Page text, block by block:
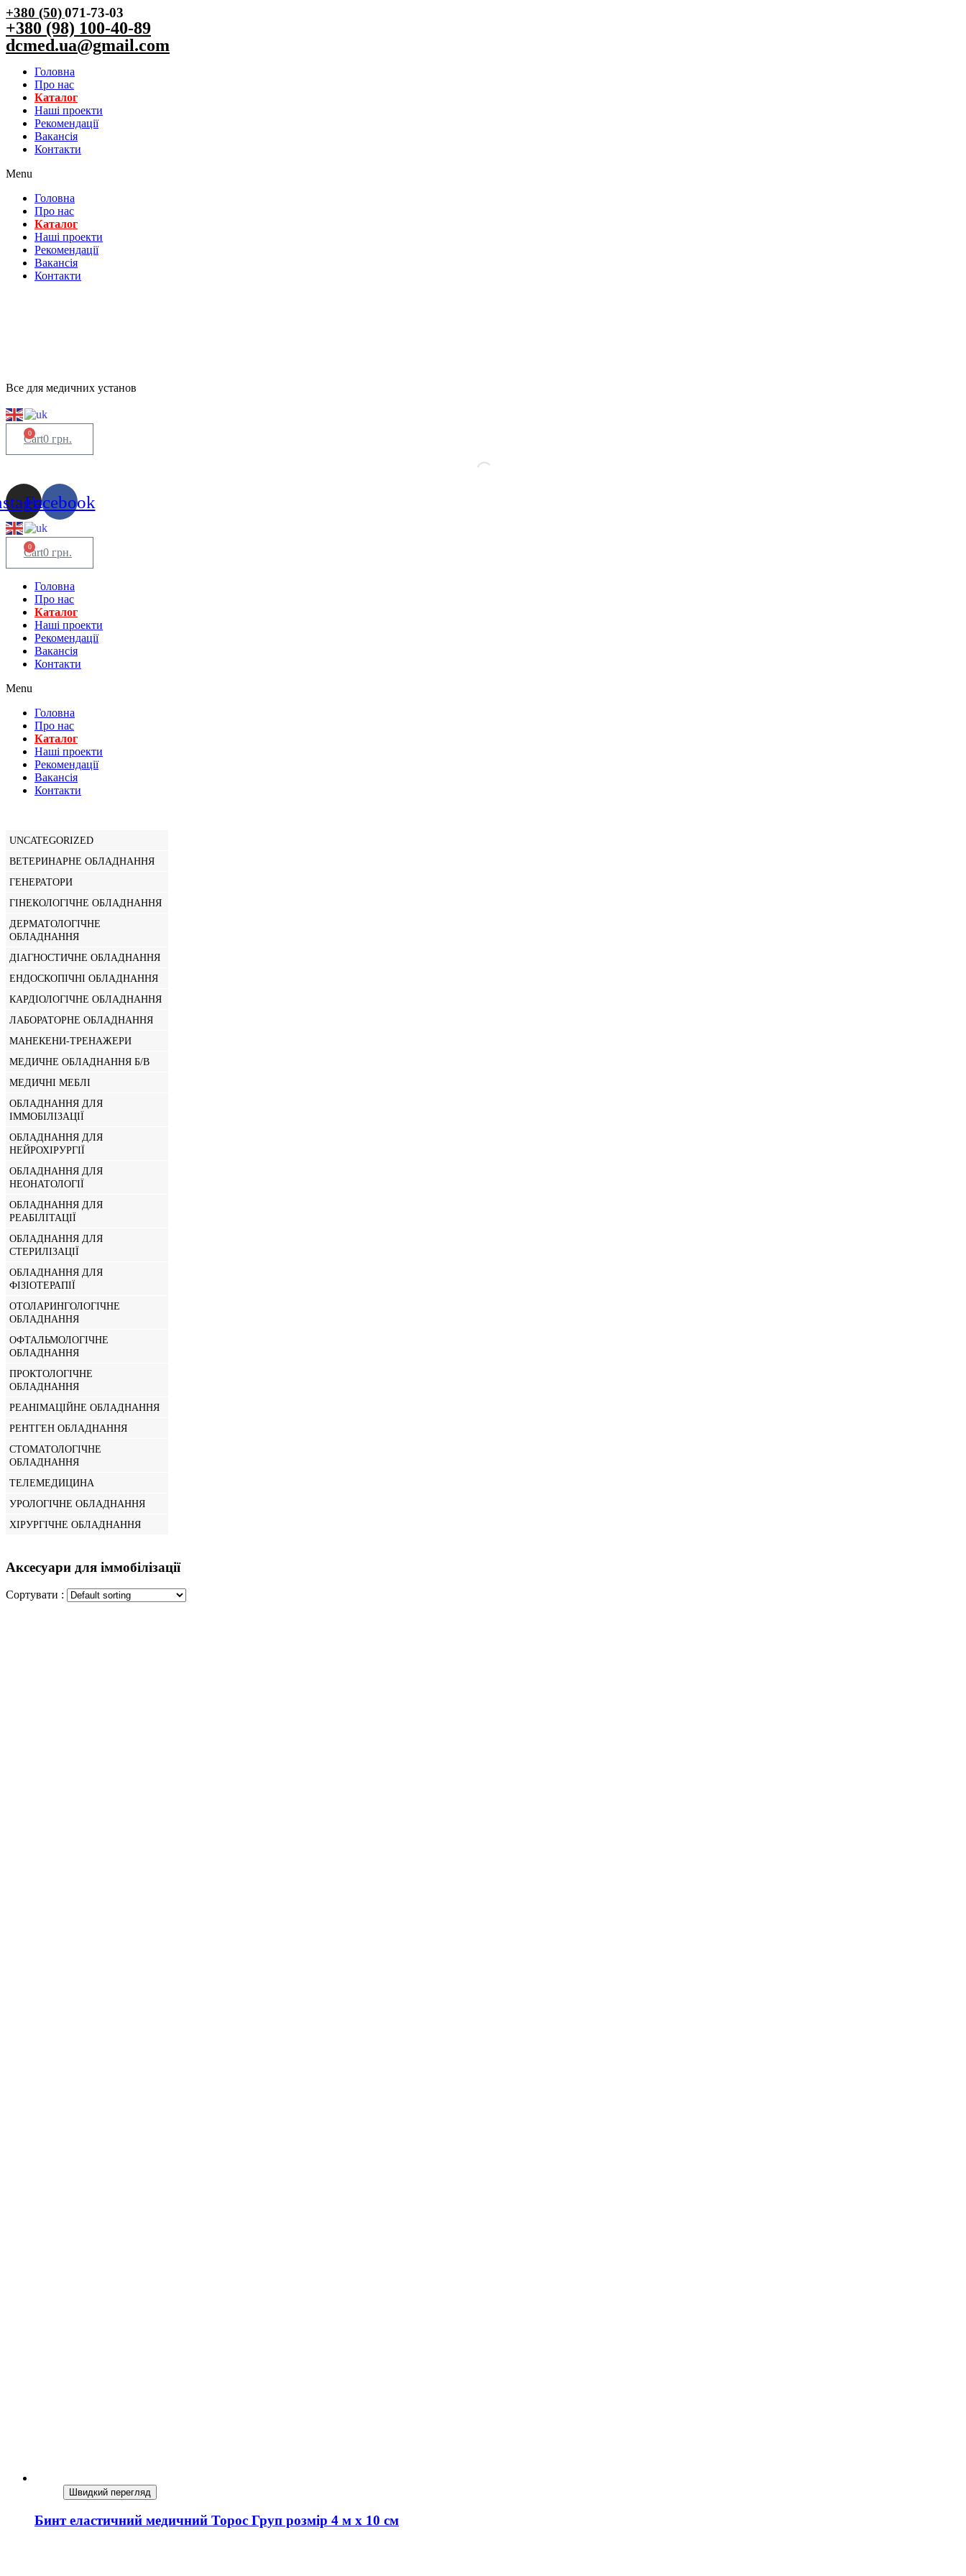
+380 (50)071-73-03
+380 (98) 100-40-89
dcmed.ua@gmail.com
Головна
Про нас
Каталог
Нашi проекти
Рекомендації
Вакансiя
Контакти
Menu
Головна
Про нас
Каталог
Нашi проекти
Рекомендації
Вакансiя
Контакти
Все для медичних установ
0 грн.
0
Cart
Facebook
0 грн.
0
Cart
Головна
Про нас
Каталог
Нашi проекти
Рекомендації
Вакансiя
Контакти
Menu
Головна
Про нас
Каталог
Нашi проекти
Рекомендації
Вакансiя
Контакти
UNCATEGORIZED
ВЕТЕРИНАРНЕ ОБЛАДНАННЯ
ГЕНЕРАТОРИ
ГІНЕКОЛОГІЧНЕ ОБЛАДНАННЯ
ДЕРМАТОЛОГІЧНЕ
ОБЛАДНАННЯ
ДІАГНОСТИЧНЕ ОБЛАДНАННЯ
ЕНДОСКОПІЧНІ ОБЛАДНАННЯ
КАРДІОЛОГІЧНЕ ОБЛАДНАННЯ
ЛАБОРАТОРНЕ ОБЛАДНАННЯ
МАНЕКЕНИ-ТРЕНАЖЕРИ
МЕДИЧНЕ ОБЛАДНАННЯ Б/В
МЕДИЧНІ МЕБЛІ
ОБЛАДНАННЯ ДЛЯ
ІММОБІЛІЗАЦІЇ
ОБЛАДНАННЯ ДЛЯ
НЕЙРОХІРУРГІЇ
ОБЛАДНАННЯ ДЛЯ
НЕОНАТОЛОГІЇ
ОБЛАДНАННЯ ДЛЯ
РЕАБІЛІТАЦІЇ
ОБЛАДНАННЯ ДЛЯ
СТЕРИЛІЗАЦІЇ
ОБЛАДНАННЯ ДЛЯ
ФІЗІОТЕРАПІЇ
ОТОЛАРИНГОЛОГІЧНЕ
ОБЛАДНАННЯ
ОФТАЛЬМОЛОГІЧНЕ
ОБЛАДНАННЯ
ПРОКТОЛОГІЧНЕ
ОБЛАДНАННЯ
РЕАНІМАЦІЙНЕ ОБЛАДНАННЯ
РЕНТГЕН ОБЛАДНАННЯ
СТОМАТОЛОГІЧНЕ
ОБЛАДНАННЯ
ТЕЛЕМЕДИЦИНА
УРОЛОГІЧНЕ ОБЛАДНАННЯ
ХІРУРГІЧНЕ ОБЛАДНАННЯ
Аксесуари для іммобілізації
Сортувати :
Швидкий перегляд
Бинт еластичний медичний Торос Груп розмір 4 м х 10 см